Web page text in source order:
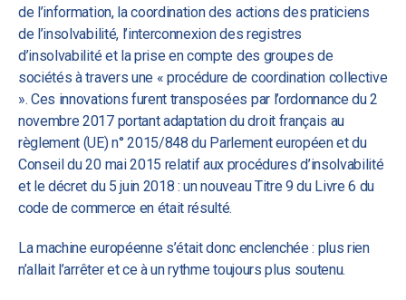
de l’information, la coordination des actions des praticiens
de l’insolvabilité, l’interconnexion des registres
d’insolvabilité et la prise en compte des groupes de
sociétés à travers une « procédure de coordination collective
». Ces innovations furent transposées par l’ordonnance du 2
novembre 2017 portant adaptation du droit français au
règlement (UE) n° 2015/848 du Parlement européen et du
Conseil du 20 mai 2015 relatif aux procédures d’insolvabilité
et le décret du 5 juin 2018 : un nouveau Titre 9 du Livre 6 du
code de commerce en était résulté.
La machine européenne s’était donc enclenchée : plus rien
n’allait l’arrêter et ce à un rythme toujours plus soutenu.